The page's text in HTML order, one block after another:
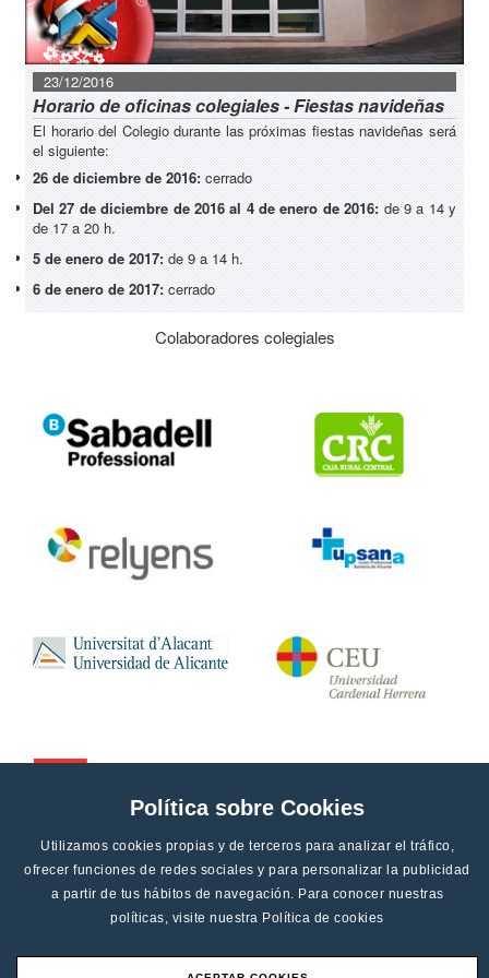
Política sobre Cookies
Utilizamos cookies propias y de terceros para analizar el tráfico,
ofrecer funciones de redes sociales y para personalizar la publicidad
a partir de tus hábitos de navegación. Para conocer nuestras
políticas, visite nuestra Política de cookies
23/12/2016
Horario de oficinas colegiales - Fiestas navideñas
El horario del Colegio durante las próximas fiestas navideñas será
el siguiente:
26 de diciembre de 2016: cerrado
Del 27 de diciembre de 2016 al 4 de enero de 2016: de 9 a 14 y
de 17 a 20 h.
5 de enero de 2017: de 9 a 14 h.
6 de enero de 2017: cerrado
Colaboradores colegiales